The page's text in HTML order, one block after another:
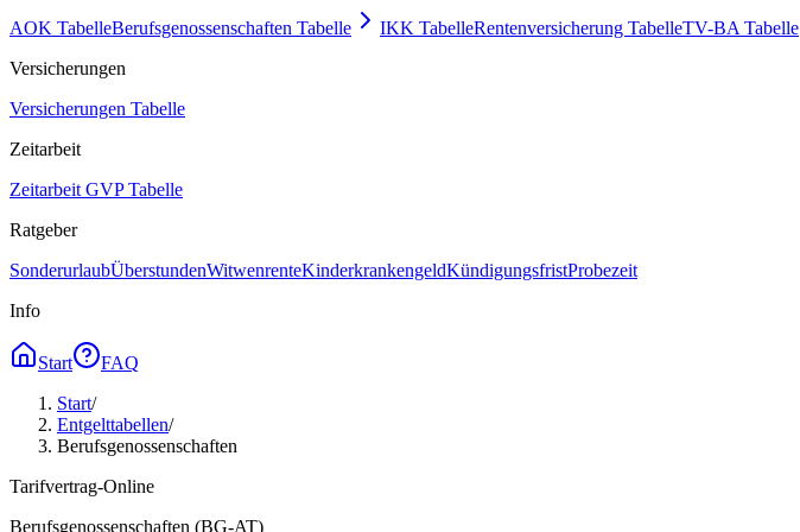
AOK TabelleBerufsgenossenschaften Tabelle IKK TabelleRentenversicherung TabelleTV-BA Tabelle
Versicherungen
Versicherungen Tabelle
Zeitarbeit
Zeitarbeit GVP Tabelle
Ratgeber
SonderurlaubÜberstundenWitwenrenteKinderkrankengeldKündigungsfristProbezeit
Info
Start
FAQ
Start/
Entgelttabellen/
Berufsgenossenschaften
Tarifvertrag-Online
Berufsgenossenschaften (BG-AT)